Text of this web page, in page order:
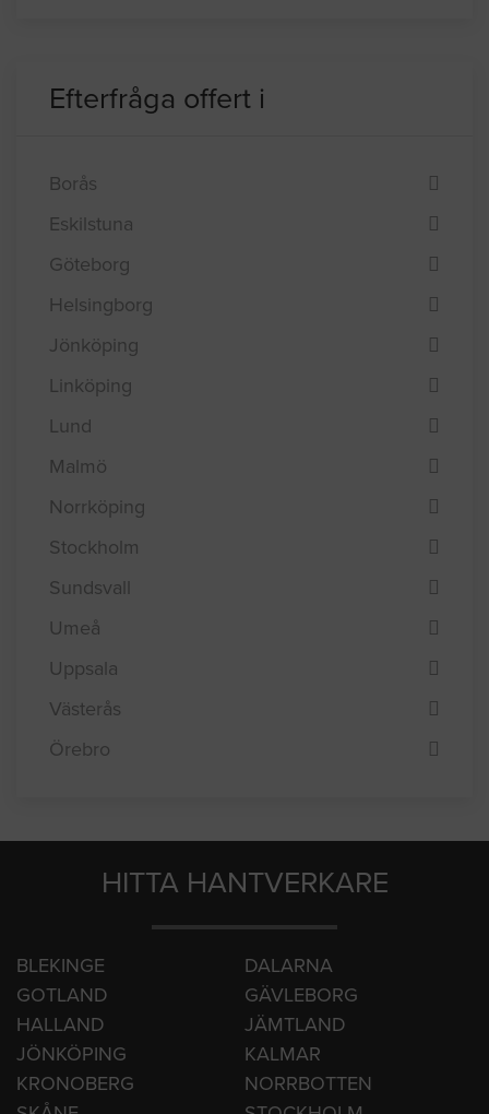
Efterfråga offert i
Borås
Eskilstuna
Göteborg
Helsingborg
Jönköping
Linköping
Lund
Malmö
Norrköping
Stockholm
Sundsvall
Umeå
Uppsala
Västerås
Örebro
HITTA HANTVERKARE
BLEKINGE
DALARNA
GOTLAND
GÄVLEBORG
HALLAND
JÄMTLAND
JÖNKÖPING
KALMAR
KRONOBERG
NORRBOTTEN